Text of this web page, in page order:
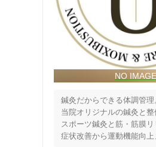
接客・サ
チ
施術の特徴
痛
鍼灸だからできる体調管理
当院オリジナルの鍼灸と整
スポーツ鍼灸と筋・筋膜
症状改善から運動機能向上